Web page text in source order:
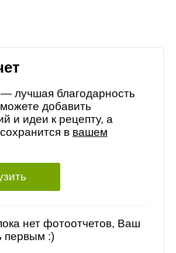
лучшая благодарность
добавить
и идеи к рецепту, а
в вашем
нет фотоотчетов, Ваш
первым :)